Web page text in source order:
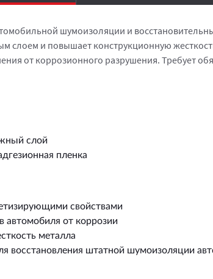
шумоизоляции и
слоем и повышает конструкционную
от коррозионного разрушения. Требует
слой
пленка
свойствами
автомобиля от коррозии
металла
восстановления штатной шумоизоляции